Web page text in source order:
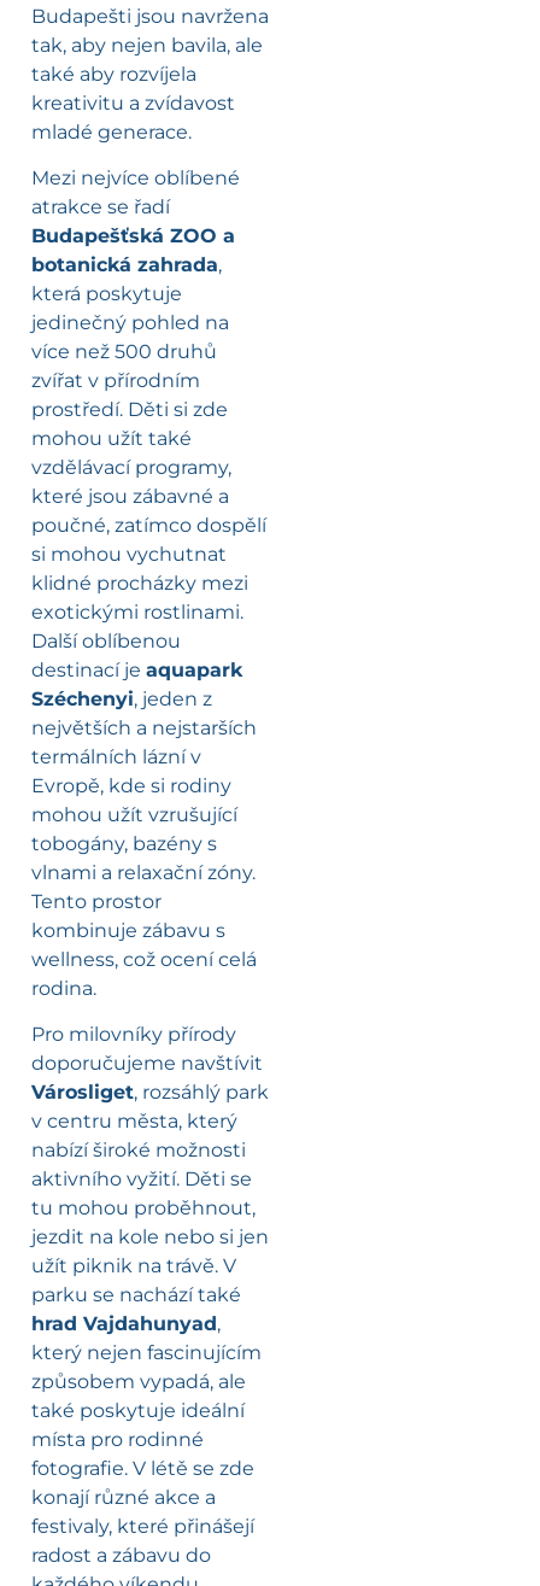
Budapešti jsou navržena
tak, aby nejen bavila, ale
také aby rozvíjela
kreativitu a zvídavost
mladé generace.
Mezi nejvíce oblíbené
atrakce se řadí
Budapešťská ZOO a
botanická zahrada,
která poskytuje
jedinečný pohled na
více než 500 druhů
zvířat v přírodním
prostředí. Děti si zde
mohou užít také
vzdělávací programy,
které jsou zábavné a
poučné, zatímco dospělí
si mohou vychutnat
klidné procházky mezi
exotickými rostlinami.
Další oblíbenou
destinací je aquapark
Széchenyi, jeden z
největších a nejstarších
termálních lázní v
Evropě, kde si rodiny
mohou užít vzrušující
tobogány, bazény s
vlnami a relaxační zóny.
Tento prostor
kombinuje zábavu s
wellness, což ocení celá
rodina.
Pro milovníky přírody
doporučujeme navštívit
Városliget, rozsáhlý park
v centru města, který
nabízí široké možnosti
aktivního vyžití. Děti se
tu mohou proběhnout,
jezdit na kole nebo si jen
užít piknik na trávě. V
parku se nachází také
hrad Vajdahunyad,
který nejen fascinujícím
způsobem vypadá, ale
také poskytuje ideální
místa pro rodinné
fotografie. V létě se zde
konají různé akce a
festivaly, které přinášejí
radost a zábavu do